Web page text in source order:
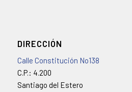
DIRECCIÓN
Calle Constitución No138
C.P.: 4.200
Santiago del Estero